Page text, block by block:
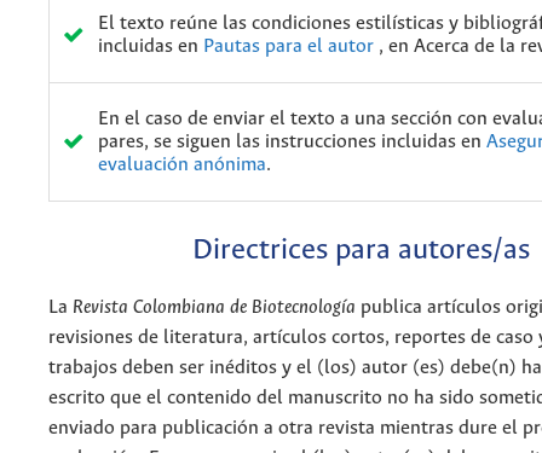
El texto reúne las condiciones estilísticas y
incluidas en Pautas para el autor , en Acerca de la
En el caso de enviar el texto a una sección con
pares, se siguen las instrucciones incluidas en
evaluación anónima.
Directrices para autores/as
La Revista Colombiana de Biotecnología publica artículos
revisiones de literatura, artículos cortos, reportes de caso
trabajos deben ser inéditos y el (los) autor (es) debe(n)
escrito que el contenido del manuscrito no ha sido
enviado para publicación a otra revista mientras dure el